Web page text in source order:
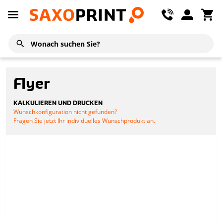
Flyer
KALKULIEREN UND DRUCKEN
Wunschkonfiguration nicht gefunden?
Fragen Sie jetzt Ihr individuelles Wunschprodukt an.